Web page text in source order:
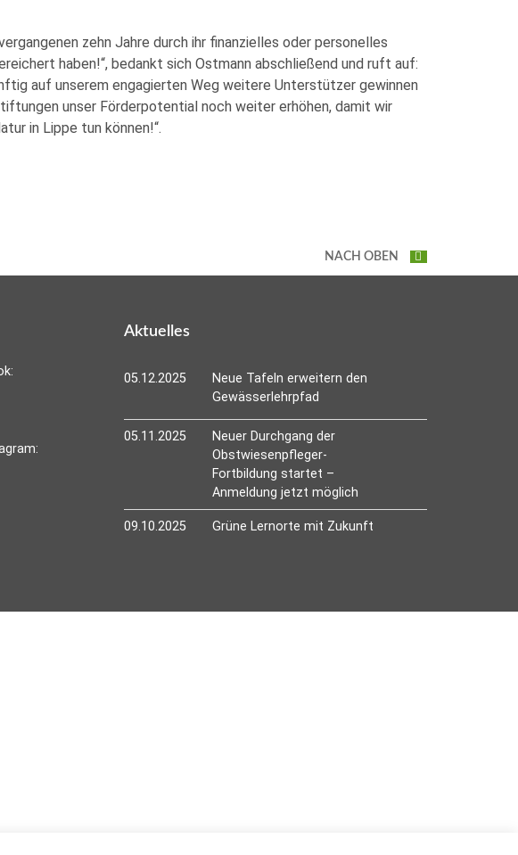
zehn Jahre durch ihr finanzielles oder personelles
haben!“, bedankt sich Ostmann abschließend und ruft auf:
auf unserem engagierten Weg weitere Unterstützer gewinnen
unser Förderpotential noch weiter erhöhen, damit wir
in Lippe tun können!“.
NACH OBEN
Aktuelles
05.12.2025
Neue Tafeln erweitern den
Gewässerlehrpfad
05.11.2025
Neuer Durchgang der
Obstwiesenpfleger-
Fortbildung startet –
Anmeldung jetzt möglich
09.10.2025 Grüne Lernorte mit Zukunft